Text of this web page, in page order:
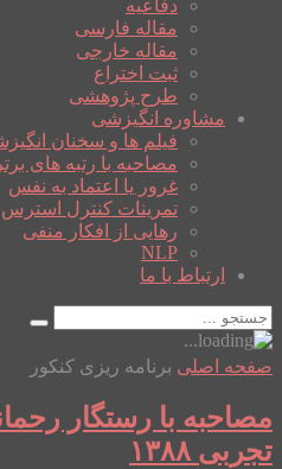
دفاعیه
مقاله فارسی
مقاله خارجی
ثبت اختراع
طرح پژوهشی
مشاوره انگیزشی
فیلم ها و سخنان
مصاحبه با رتبه های برتر
غرور یا اعتماد به نفس
تمرینات کنترل استرس
رهایی از افکار منفی
NLP
ارتباط با ما
صفحه اصلی برنامه ریزی کنکور
مصاحبه با رستگار
تجربی ۱۳۸۸